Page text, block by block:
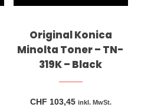
Original Konica
Minolta Toner – TN-
319K – Black
CHF 103,45 inkl. MwSt.